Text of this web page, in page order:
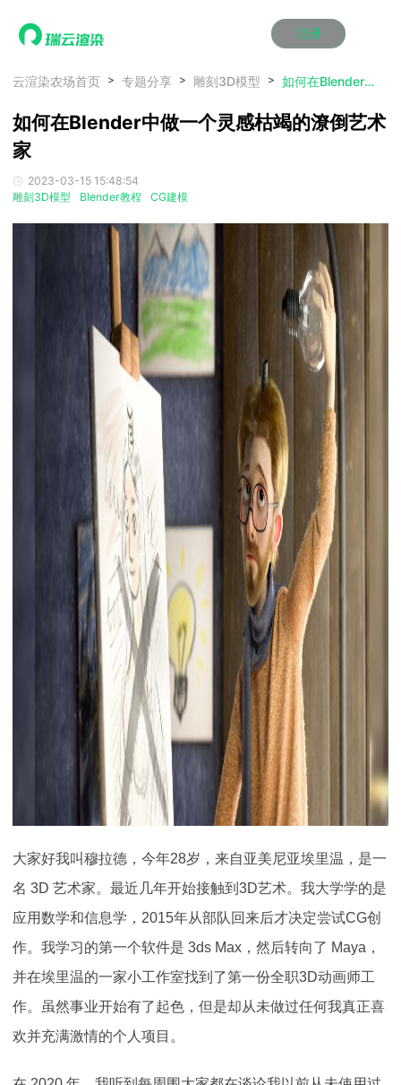
注册
首页
产品服务
云制作
瑞兔百宝箱
AI视频插帧
云制作
瑞兔百宝箱
AI视频插帧
云制作
瑞兔百宝箱
AI视频插帧
云制作
瑞兔百宝箱
AI视频插帧
云制作
瑞兔百宝箱
AI视频插帧
云制作
瑞兔百宝箱
AI视频插帧
Maya云渲染方案
Cinema 4D云渲染方案
Blender 云渲染方案
Maya AI渲染方案
Maya云渲染方案
Cinema 4D云渲染方案
Blender 云渲染方案
Maya AI渲染方案
Maya云渲染方案
Cinema 4D云渲染方案
Blender 云渲染方案
Maya AI渲染方案
Maya云渲染方案
Cinema 4D云渲染方案
Blender 云渲染方案
Maya AI渲染方案
Maya云渲染方案
Cinema 4D云渲染方案
Blender 云渲染方案
Maya AI渲染方案
Maya云渲染方案
Cinema 4D云渲染方案
Blender 云渲染方案
Maya AI渲染方案
动画价格
效果图价格
云制作价格
动画价格
效果图价格
云制作价格
动画价格
效果图价格
云制作价格
动画价格
效果图价格
云制作价格
动画价格
效果图价格
云制作价格
动画价格
效果图价格
云制作价格
资讯&赛事
渲染大赛
泛CG交流会
渲染大赛
泛CG交流会
渲染大赛
泛CG交流会
渲染大赛
泛CG交流会
渲染大赛
泛CG交流会
渲染大赛
泛CG交流会
特惠专区
云渲染优惠攻略
青云平台
教育优惠
云渲染优惠攻略
青云平台
教育优惠
云渲染优惠攻略
青云平台
教育优惠
云渲染优惠攻略
青云平台
教育优惠
云渲染优惠攻略
青云平台
教育优惠
云渲染优惠攻略
青云平台
教育优惠
关于我们
动画客户端
效果图客户端
动画客户端
效果图客户端
动画客户端
效果图客户端
动画客户端
效果图客户端
动画客户端
效果图客户端
动画客户端
效果图客户端
帮助/教程
云渲染农场首页 专题分享 雕刻3D模型 如何在Blender中做一个灵感枯竭的潦倒艺术家
如何在Blender中做一个灵感枯竭的潦倒艺术
家
2023-03-15 15:48:54
雕刻3D模型
Blender教程 CG建模
大家好我叫穆拉德，今年28岁，来自亚美尼亚埃里温，是一
名 3D 艺术家。最近几年开始接触到3D艺术。我大学学的是
应用数学和信息学，2015年从部队回来后才决定尝试CG创
作。我学习的第一个软件是 3ds Max，然后转向了 Maya，
并在埃里温的一家小工作室找到了第一份全职3D动画师工
作。虽然事业开始有了起色，但是却从未做过任何我真正喜
欢并充满激情的个人项目。